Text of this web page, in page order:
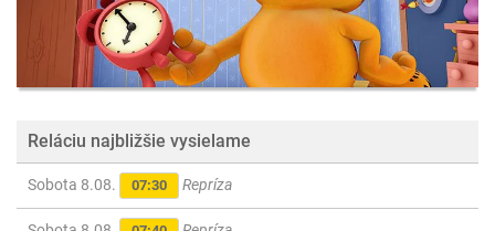
Reláciu najbližšie vysielame
Sobota 8.08. 07:30 Repríza